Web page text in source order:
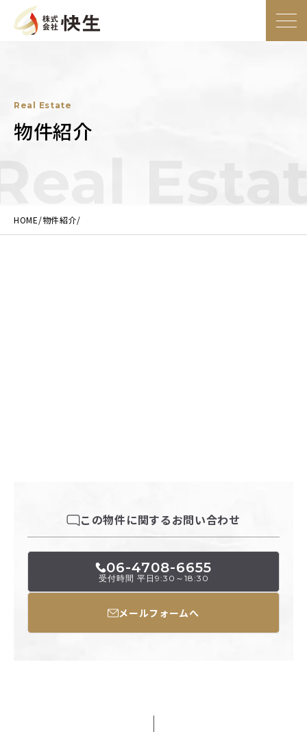
事業内容
企業情報
Real Estate
物件紹介
HOME 物件紹介
この物件に関するお問い合わせ
06-4708-6655
受付時間 平日9:30～18:30
メールフォームへ